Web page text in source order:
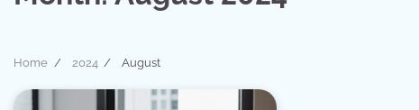
Home 2024 August